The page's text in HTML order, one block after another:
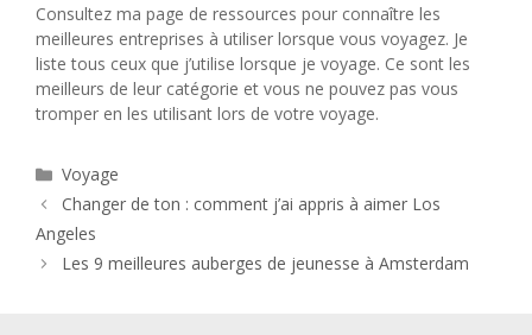
Consultez ma page de ressources pour connaître les
meilleures entreprises à utiliser lorsque vous voyagez. Je
liste tous ceux que j’utilise lorsque je voyage. Ce sont les
meilleurs de leur catégorie et vous ne pouvez pas vous
tromper en les utilisant lors de votre voyage.
Catégories
Voyage
Changer de ton : comment j’ai appris à aimer Los
Angeles
Les 9 meilleures auberges de jeunesse à Amsterdam